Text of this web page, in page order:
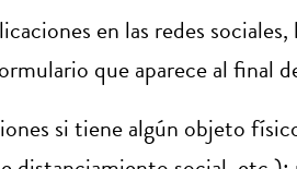
en las redes
que aparece al final
si tiene algún objeto